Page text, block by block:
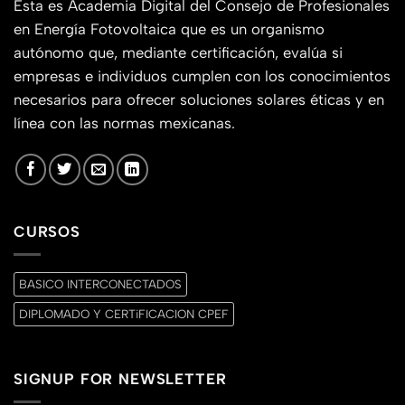
Esta es Academia Digital del Consejo de Profesionales
en Energía Fotovoltaica que es un organismo
autónomo que, mediante certificación, evalúa si
empresas e individuos cumplen con los conocimientos
necesarios para ofrecer soluciones solares éticas y en
línea con las normas mexicanas.
CURSOS
BASICO INTERCONECTADOS
DIPLOMADO Y CERTiFICACION CPEF
SIGNUP FOR NEWSLETTER